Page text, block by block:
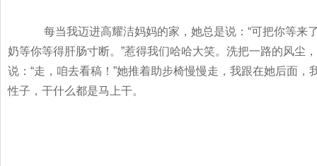
每当我迈进高耀洁妈妈的家，她总是说：“可把你等来
奶等你等得肝肠寸断。 ”惹得我们哈哈大笑。洗把一路的风尘
说： “走，咱去看稿！ ”她推着助步椅慢慢走，我跟在她后面，
性子，干什么都是马上干。